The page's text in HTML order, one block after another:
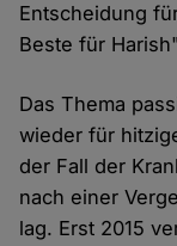
Entscheidung
Beste für
Das Thema
wieder für
der Fall der
nach einer
lag. Erst 2015